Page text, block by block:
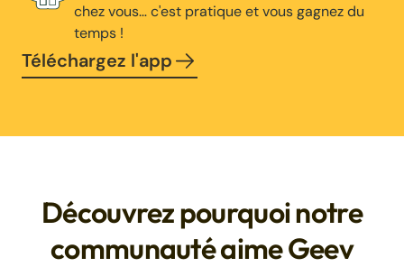
chez vous… c'est pratique et vous gagnez du
temps !
Téléchargez l'app
Découvrez pourquoi notre
communauté aime Geev